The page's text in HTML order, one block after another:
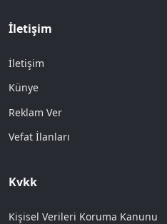
İletişim
İletişim
Künye
Reklam Ver
Vefat İlanları
Kvkk
Kişisel Verileri Koruma Kanunu